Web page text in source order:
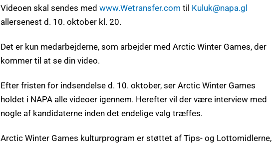
Videoen skal sendes med www.Wetransfer.com til Kuluk@napa.gl
allersenest d. 10. oktober kl. 20.
Det er kun medarbejderne, som arbejder med Arctic Winter Games, der
kommer til at se din video.
Efter fristen for indsendelse d. 10. oktober, ser Arctic Winter Games
holdet i NAPA alle videoer igennem. Herefter vil der være interview med
nogle af kandidaterne inden det endelige valg træffes.
Arctic Winter Games kulturprogram er støttet af Tips- og Lottomidlerne,